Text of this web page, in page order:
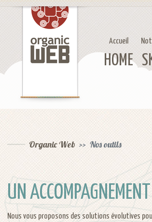
Accueil
HOME
Organic Web Nos outils
UN
Nous vous proposons des solutions évolutives